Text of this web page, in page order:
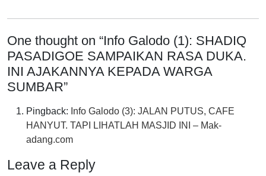
One thought on “Info Galodo (1): SHADIQ
PASADIGOE SAMPAIKAN RASA DUKA.
INI AJAKANNYA KEPADA WARGA
SUMBAR”
Pingback: Info Galodo (3): JALAN PUTUS, CAFE
HANYUT. TAPI LIHATLAH MASJID INI – Mak-
adang.com
Leave a Reply